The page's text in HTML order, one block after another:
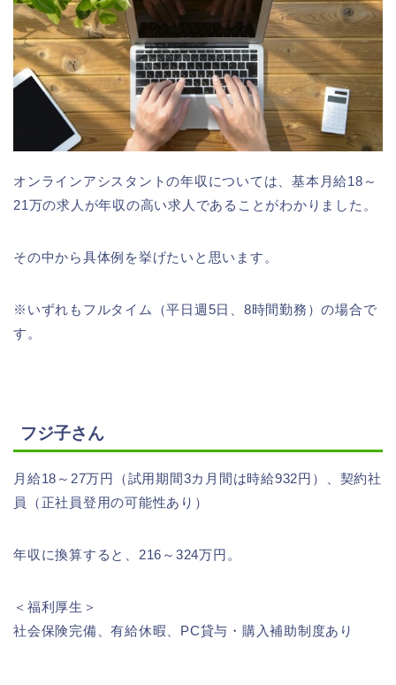
オンラインアシスタントの年収については、基本月給18～
21万の求人が年収の高い求人であることがわかりました。
その中から具体例を挙げたいと思います。
※いずれもフルタイム（平日週5日、8時間勤務）の場合で
す。
フジ子さん
月給18～27万円（試用期間3カ月間は時給932円）、契約社
員（正社員登用の可能性あり）
年収に換算すると、216～324万円。
＜福利厚生＞
社会保険完備、有給休暇、PC貸与・購入補助制度あり